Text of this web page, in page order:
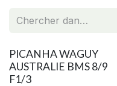
PICANHA WAGUY
AUSTRALIE BMS 8/9
F1/3